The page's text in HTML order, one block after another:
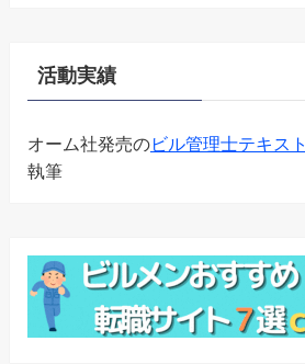
活動実績
オーム社発売のビル管理士テキスト
執筆